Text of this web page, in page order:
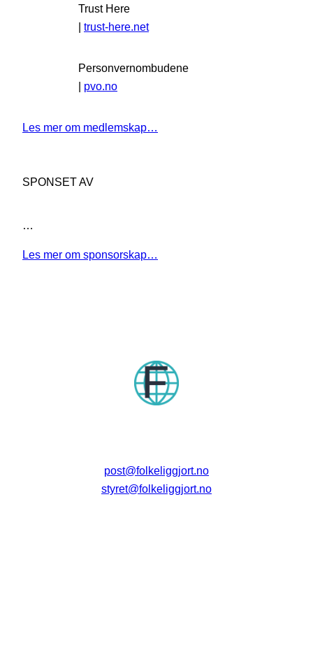
Trust Here
trust-here.net
Personvernombudene
| pvo.no
Les mer om medlemskap…
SPONSET AV
…
Les mer om sponsorskap…
post@folkeliggjort.no
styret@folkeliggjort.no